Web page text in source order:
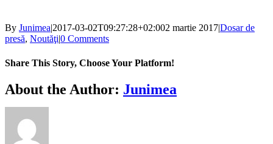
By Junimea|2017-03-02T09:27:28+02:002 martie 2017|Dosar de
presă, Noutăţi|0 Comments
Share This Story, Choose Your Platform!
Facebook
X
Bluesky
Reddit
LinkedIn
WhatsApp
Telegram
Tumblr
Xing
Email
Copy
Link
About the Author: Junimea